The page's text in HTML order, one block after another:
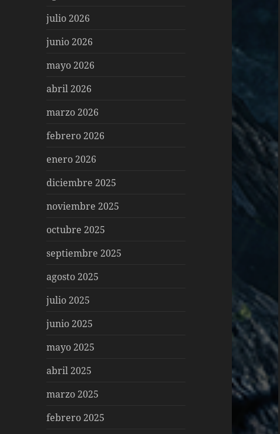
julio 2026
junio 2026
mayo 2026
abril 2026
marzo 2026
febrero 2026
enero 2026
diciembre 2025
noviembre 2025
octubre 2025
septiembre 2025
agosto 2025
julio 2025
junio 2025
mayo 2025
abril 2025
marzo 2025
febrero 2025